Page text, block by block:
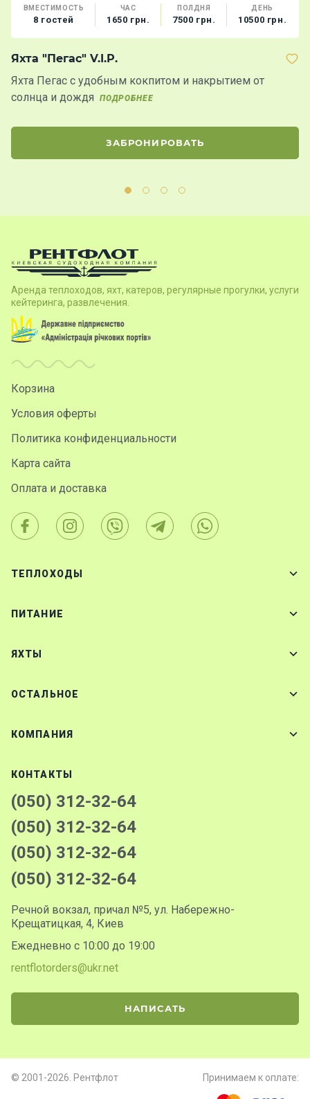
ВМЕСТИМОСТЬ
8 гостей
ЧАС
1650 грн.
ПОЛДНЯ
7500 грн.
ДЕНЬ
10500 грн.
Яхта "Пегас" V.I.P.
Яхта Пегас с удобным кокпитом и накрытием от
солнца и дождя
ПОДРОБНЕЕ
ЗАБРОНИРОВАТЬ
Аренда теплоходов, яхт, катеров, регулярные прогулки, услуги
кейтеринга, развлечения.
Корзина
Условия оферты
Политика конфиденциальности
Карта сайта
Оплата и доставка
ТЕПЛОХОДЫ
ПИТАНИЕ
ЯХТЫ
ОСТАЛЬНОЕ
КОМПАНИЯ
КОНТАКТЫ
(050) 312-32-64
(050) 312-32-64
(050) 312-32-64
(050) 312-32-64
Речной вокзал, причал №5, ул. Набережно-
Крещатицкая, 4, Киев
Ежедневно с 10:00 до 19:00
rentflotorders@ukr.net
НАПИСАТЬ
© 2001-2026. Рентфлот Принимаем к оплате: